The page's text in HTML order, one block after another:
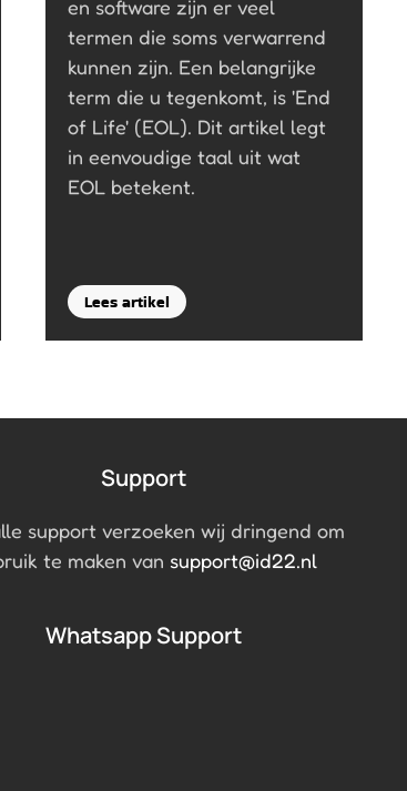
en software zijn er veel
termen die soms verwarrend
kunnen zijn. Een belangrijke
term die u tegenkomt, is 'End
of Life' (EOL). Dit artikel legt
in eenvoudige taal uit wat
EOL betekent.
Lees artikel
Support
support verzoeken wij dringend om
te maken van support@id22.nl
Whatsapp Support